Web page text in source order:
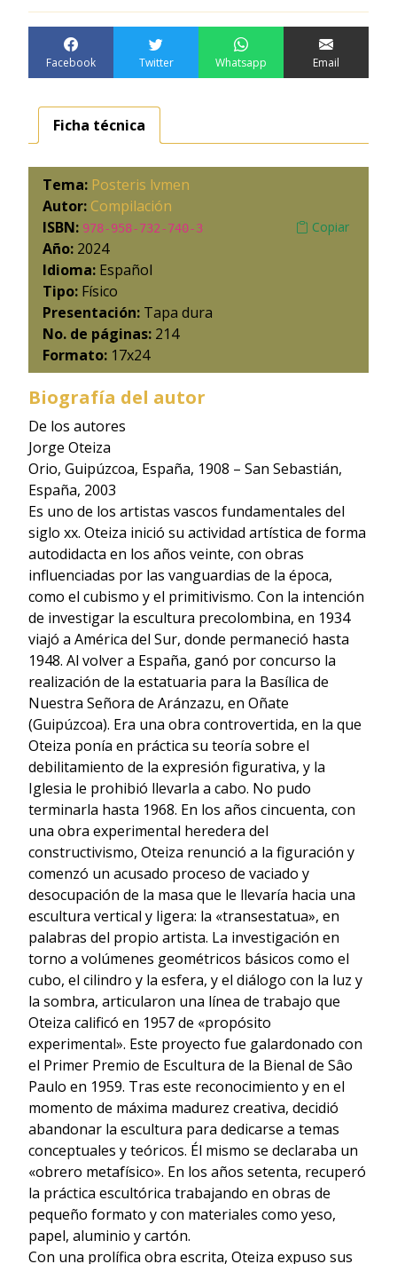
Facebook Twitter Whatsapp Email
Ficha técnica
Tema: Posteris lvmen
Autor: Compilación
ISBN: 978-958-732-740-3 Copiar
Año: 2024
Idioma: Español
Tipo: Físico
Presentación: Tapa dura
No. de páginas: 214
Formato: 17x24
Biografía del autor
De los autores
Jorge Oteiza
Orio, Guipúzcoa, España, 1908 – San Sebastián,
España, 2003
Es uno de los artistas vascos fundamentales del
siglo xx. Oteiza inició su actividad artística de forma
autodidacta en los años veinte, con obras
influenciadas por las vanguardias de la época,
como el cubismo y el primitivismo. Con la intención
de investigar la escultura precolombina, en 1934
viajó a América del Sur, donde permaneció hasta
1948. Al volver a España, ganó por concurso la
realización de la estatuaria para la Basílica de
Nuestra Señora de Aránzazu, en Oñate
(Guipúzcoa). Era una obra controvertida, en la que
Oteiza ponía en práctica su teoría sobre el
debilitamiento de la expresión figurativa, y la
Iglesia le prohibió llevarla a cabo. No pudo
terminarla hasta 1968. En los años cincuenta, con
una obra experimental heredera del
constructivismo, Oteiza renunció a la figuración y
comenzó un acusado proceso de vaciado y
desocupación de la masa que le llevaría hacia una
escultura vertical y ligera: la «transestatua», en
palabras del propio artista. La investigación en
torno a volúmenes geométricos básicos como el
cubo, el cilindro y la esfera, y el diálogo con la luz y
la sombra, articularon una línea de trabajo que
Oteiza calificó en 1957 de «propósito
experimental». Este proyecto fue galardonado con
el Primer Premio de Escultura de la Bienal de Sâo
Paulo en 1959. Tras este reconocimiento y en el
momento de máxima madurez creativa, decidió
abandonar la escultura para dedicarse a temas
conceptuales y teóricos. Él mismo se declaraba un
«obrero metafísico». En los años setenta, recuperó
la práctica escultórica trabajando en obras de
pequeño formato y con materiales como yeso,
papel, aluminio y cartón.
Con una prolífica obra escrita, Oteiza expuso sus